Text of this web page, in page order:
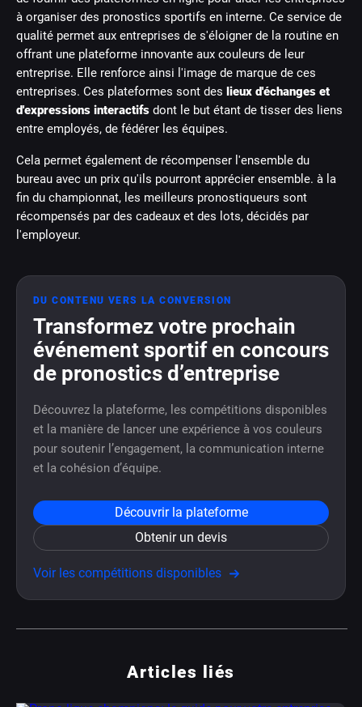
à organiser des pronostics sportifs en interne. Ce service de
qualité permet aux entreprises de s'éloigner de la routine en
offrant une plateforme innovante aux couleurs de leur
entreprise. Elle renforce ainsi l'image de marque de ces
entreprises. Ces plateformes sont des lieux d'échanges et
d'expressions interactifs dont le but étant de tisser des liens
entre employés, de fédérer les équipes.
Cela permet également de récompenser l'ensemble du
bureau avec un prix qu'ils pourront apprécier ensemble. à la
fin du championnat, les meilleurs pronostiqueurs sont
récompensés par des cadeaux et des lots, décidés par
l'employeur.
DU CONTENU VERS LA CONVERSION
Transformez votre prochain
événement sportif en concours
de pronostics d’entreprise
Découvrez la plateforme, les compétitions disponibles
et la manière de lancer une expérience à vos couleurs
pour soutenir l’engagement, la communication interne
et la cohésion d’équipe.
Découvrir la plateforme
Obtenir un devis
Voir les compétitions disponibles
Articles liés